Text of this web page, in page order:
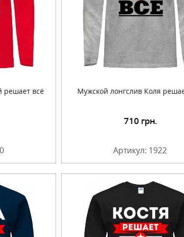
решает всё Мужской лонгслив Коля
710 грн.
Артикул: 1922
Подробнее